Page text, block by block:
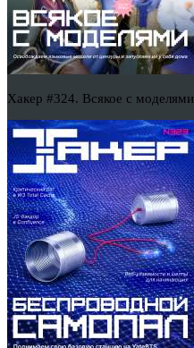
Хакер #324. Всякое с моделями